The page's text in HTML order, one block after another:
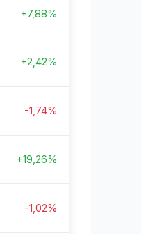
+7,88%
+2,42%
-1,74%
+19,26%
-1,02%